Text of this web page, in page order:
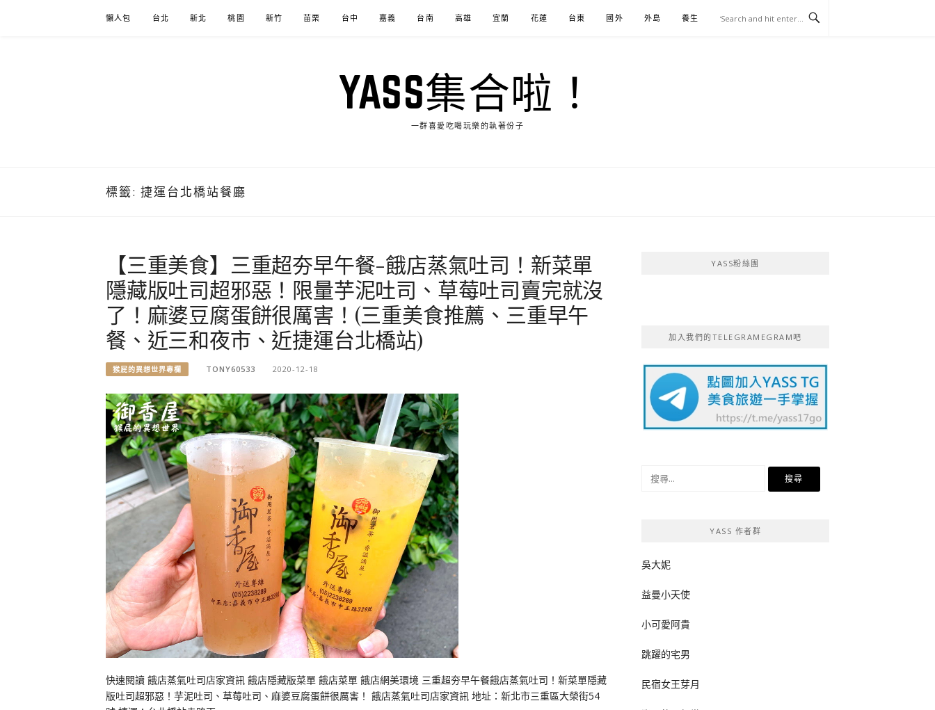
懶人包 台北 新北 桃園 新竹 苗栗 台中 嘉義 台南 高雄 宜蘭 花蓮 台東 國外 外島 養生 伴手禮
YASS集合啦！
一群喜愛吃喝玩樂的執著份子
標籤: 捷運台北橋站餐廳
【三重美食】三重超夯早午餐-餓店蒸氣吐司！新菜單
隱藏版吐司超邪惡！限量芋泥吐司、草莓吐司賣完就沒
了！麻婆豆腐蛋餅很厲害！(三重美食推薦、三重早午
餐、近三和夜市、近捷運台北橋站)
猴屁的異想世界專欄 TONY60533 2020-12-18
快速閱讀 餓店蒸氣吐司店家資訊 餓店隱藏版菜單 餓店菜單 餓店網美環境 三重超夯早午餐餓店蒸氣吐司！新菜單隱藏
版吐司超邪惡！芋泥吐司、草莓吐司、麻婆豆腐蛋餅很厲害！ 餓店蒸氣吐司店家資訊 地址：新北市三重區大榮街54
YASS粉絲團
加入我們的TELEGRAMEGRAM吧
YASS 作者群
吳大妮
益曼小天使
小可愛阿貴
跳躍的宅男
民宿女王芽月